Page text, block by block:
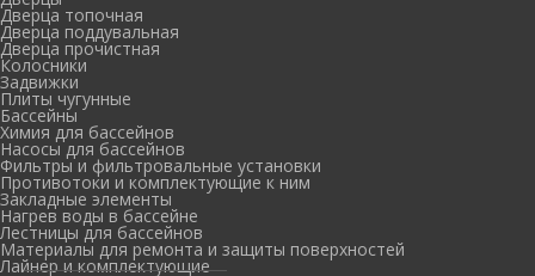
Дверца топочная
Дверца поддувальная
Дверца прочистная
Колосники
Задвижки
Плиты чугунные
Бассейны
Химия для бассейнов
Насосы для бассейнов
Фильтры и фильтровальные установки
Противотоки и комплектующие к ним
Закладные элементы
Нагрев воды в бассейне
Лестницы для бассейнов
Материалы для ремонта и защиты поверхностей
Лайнер и комплектующие